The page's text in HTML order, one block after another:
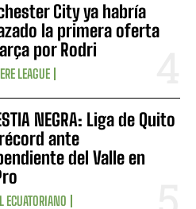
City ya habría
la primera oferta
por Rodri
LEAGUE
NEGRA: Liga de Quito
ante
del Valle en
ECUATORIANO